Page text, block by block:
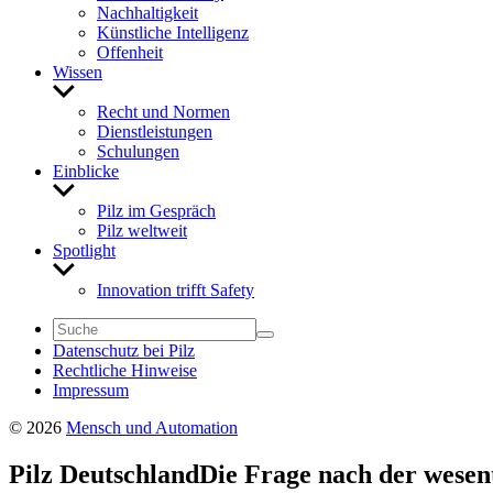
Nach­hal­tig­keit
Künst­liche Intel­li­genz
Offen­heit
Wissen
Untermenü
anzeigenRecht und Normen
Dienst­leis­tungen
Schu­lungen
Einblicke
Untermenü
anzeigenPilz im Gespräch
Pilz welt­weit
Spot­light
Untermenü
anzeigenInno­va­tion trifft Safety
Daten­schutz bei Pilz
Recht­liche Hinweise
Impressum
© 2026 Mensch und Automation
Pilz Deutsch­landDie Frage nach der